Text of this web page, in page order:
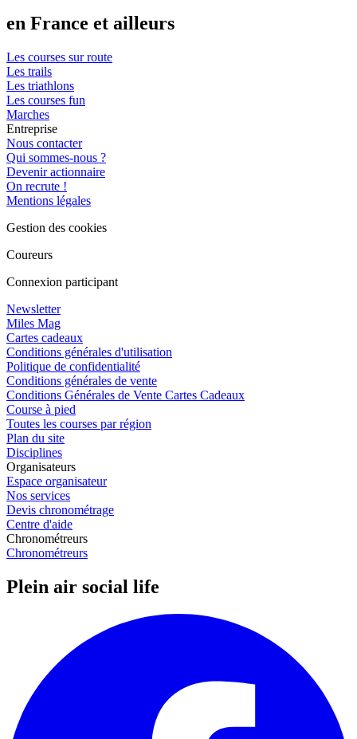
en France et ailleurs
Les courses sur route
Les trails
Les triathlons
Les courses fun
Marches
Entreprise
Nous contacter
Qui sommes-nous ?
Devenir actionnaire
On recrute !
Mentions légales
Gestion des cookies
Coureurs
Connexion participant
Newsletter
Miles Mag
Cartes cadeaux
Conditions générales d'utilisation
Politique de confidentialité
Conditions générales de vente
Conditions Générales de Vente Cartes Cadeaux
Course à pied
Toutes les courses par région
Plan du site
Disciplines
Organisateurs
Espace organisateur
Nos services
Devis chronométrage
Centre d'aide
Chronométreurs
Chronométreurs
Plein air social life